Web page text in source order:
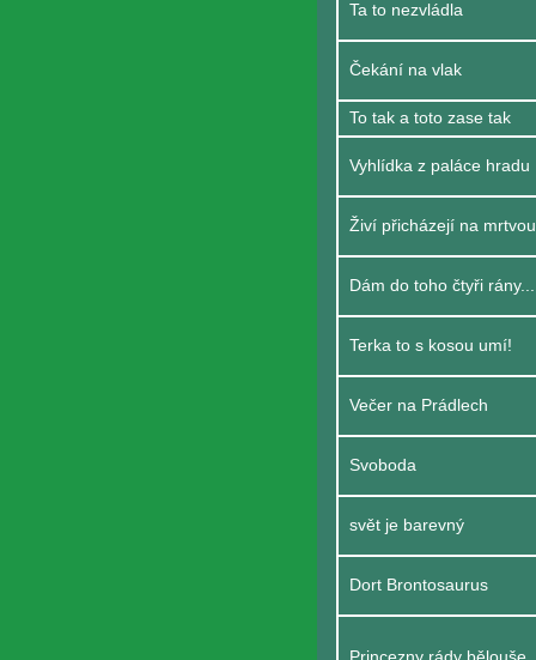
Ta to nezvládla
Čekání na vlak
To tak a toto zase tak
Vyhlídka z paláce hradu
Živí přicházejí na
Dám do toho čtyři rány...
Terka to s kosou umí!
Večer na Prádlech
Svoboda
svět je barevný
Dort Brontosaurus